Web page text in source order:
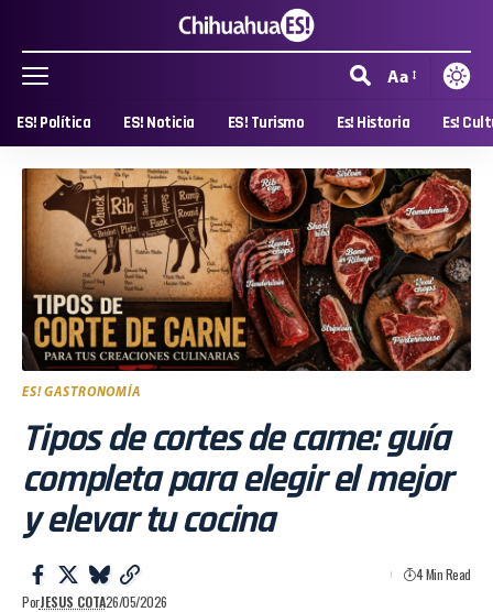
Aa
ES! Política ES! Noticia ES! Turismo Es! Historia Es!
ES! GASTRONOMÍA
Tipos de cortes de carne: guía
completa para elegir el mejor
y elevar tu cocina
PorJESUS COTA26/05/2026
4 Min Read